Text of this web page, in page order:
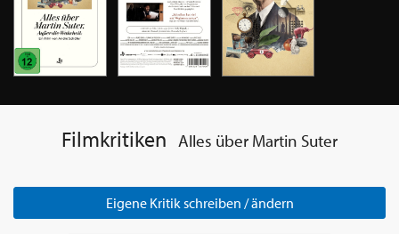
Filmkritiken Alles über Martin Suter
Eigene Kritik schreiben / ändern